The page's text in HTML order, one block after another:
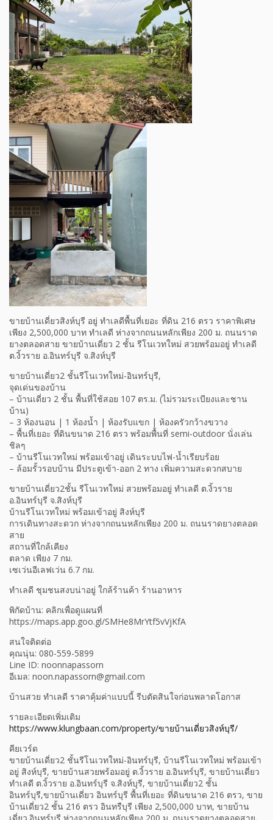
ขายบ้านเดี่ยวสิงห์บุรี อยู่ ทำเลดีพื้นที่เยอะ ที่ดิน 216 ตรว ราคาพิเศษ
เพียง 2,500,000 บาท ทำเลดี ห่างจากถนนหลักเพียง 200 ม. ถนนราด
ยางตลอดสาย ขายบ้านเดี่ยว 2 ชั้น รีโนเวทใหม่ สวยพร้อมอยู่ ทำเลดี
ต.งิ้วราย อ.อินทร์บุรี จ.สิงห์บุรี
ขายบ้านเดี่ยว2 ชั้นรีโนเวทใหม่-อินทร์บุรี,
จุดเด่นของบ้าน
– บ้านเดี่ยว 2 ชั้น พื้นที่ใช้สอย 107 ตร.ม. (ไม่รวมระเบียงและชาน
บ้าน)
– 3 ห้องนอน | 1 ห้องน้ำ | ห้องรับแขก | ห้องครัวกว้างขวาง
– พื้นที่เยอะ ที่ดินขนาด 216 ตรว พร้อมพื้นที่ semi-outdoor นั่งเล่น
ชิลๆ
– บ้านรีโนเวทใหม่ พร้อมเข้าอยู่ เดินระบบไฟ-น้ำเรียบร้อย
– ล้อมรั้วรอบบ้าน มีประตูเข้า-ออก 2 ทาง เพิ่มความสะดวกสบาย
ขายบ้านเดี่ยว2ชั้น รีโนเวทใหม่ สวยพร้อมอยู่ ทำเลดี ต.งิ้วราย
อ.อินทร์บุรี จ.สิงห์บุรี
บ้านรีโนเวทใหม่ พร้อมเข้าอยู่ สิงห์บุรี
การเดินทางสะดวก ห่างจากถนนหลักเพียง 200 ม. ถนนราดยางตลอด
สาย
สถานที่ใกล้เคียง
ตลาด เพียง 7 กม.
เซเว่นอีเลฟเว่น 6.7 กม.
ทำเลดี ชุมชนสงบน่าอยู่ ใกล้ร้านค้า ร้านอาหาร
พิกัดบ้าน: คลิกเพื่อดูแผนที่
https://maps.app.goo.gl/SMHe8MrYtf5vVjKfA
สนใจติดต่อ
คุณนุ่น: 080-559-5899
Line ID: noonnapassorn
อีเมล: noon.napassorn@gmail.com
บ้านสวย ทำเลดี ราคาคุ้มค่าแบบนี้ รีบตัดสินใจก่อนพลาดโอกาส
รายละเอียดเพิ่มเติม
https://www.klungbaan.com/property/ขายบ้านเดี่ยวสิงห์บุรี/
คียเวร์ด
ขายบ้านเดี่ยว2 ชั้นรีโนเวทใหม่-อินทร์บุรี, บ้านรีโนเวทใหม่ พร้อมเข้า
อยู่ สิงห์บุรี, ขายบ้านสวยพร้อมอยู่ ต.งิ้วราย อ.อินทร์บุรี, ขายบ้านเดี่ยว
ทำเลดี ต.งิ้วราย อ.อินทร์บุรี จ.สิงห์บุรี, ขายบ้านเดี่ยว2 ชั้น
อินทร์บุรี,ขายบ้านเดี่ยว อินทร์บุรี พื้นที่เยอะ ที่ดินขนาด 216 ตรว, ขาย
บ้านเดี่ยว2 ชั้น 216 ตรว อินทรืบุรี เพียง 2,500,000 บาท, ขายบ้าน